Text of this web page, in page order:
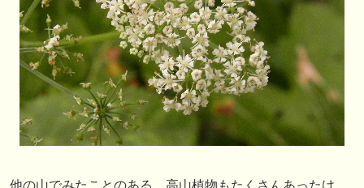
他の山でみたことのある、高山植物もたくさんあったけ